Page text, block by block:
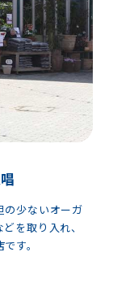
の少ないオーガ
を取り入れ、
す。